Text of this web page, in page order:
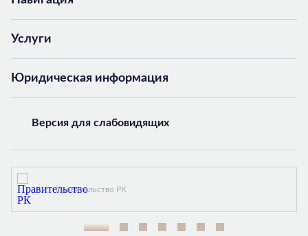
Версия для слабовидящих
Услуги
Юридическая информация
Правительство РК
1